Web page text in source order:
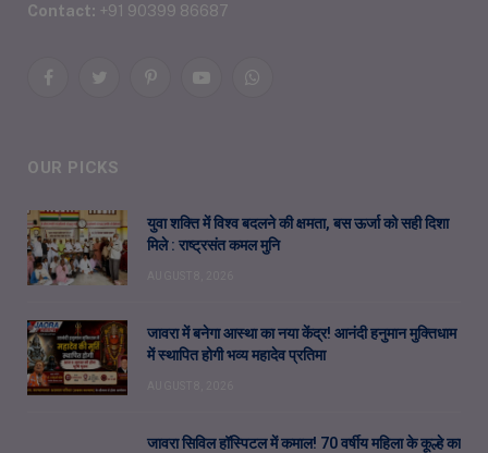
Contact: +91 90399 86687
FacebookTwitterPinterestYouTubeWhatsApp
OUR PICKS
युवा शक्ति में विश्व बदलने की क्षमता, बस ऊर्जा को सही दिशा
मिले : राष्ट्रसंत कमल मुनि
जावरा में बनेगा आस्था का नया केंद्र! आनंदी हनुमान मुक्तिधाम
में स्थापित होगी भव्य महादेव प्रतिमा
जावरा सिविल हॉस्पिटल में कमाल! 70 वर्षीय महिला के कूल्हे का